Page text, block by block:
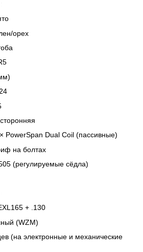
орех
PowerSpan Dual Coil (пассивные)
на болтах
(регулируемые сёдла)
+ .130
(WZM)
(на электронные и механические